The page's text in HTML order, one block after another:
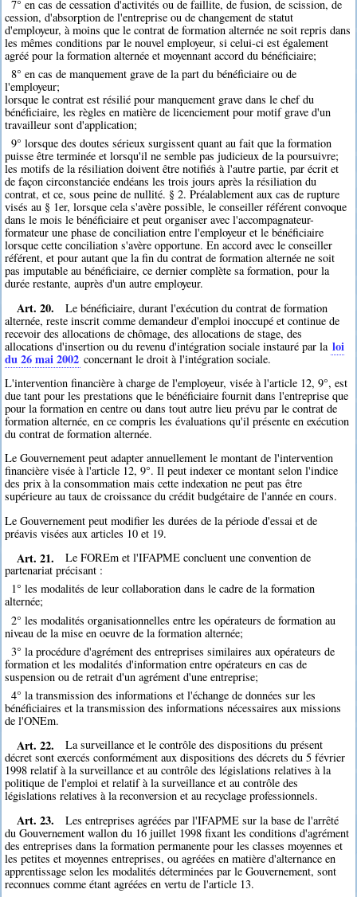
7° en cas de cessation d'activités ou de faillite, de fusion, de scission, de
cession, d'absorption de l'entreprise ou de changement de statut
d'employeur, à moins que le contrat de formation alternée ne soit repris dans
les mêmes conditions par le nouvel employeur, si celui-ci est également
agréé pour la formation alternée et moyennant accord du bénéficiaire;
8° en cas de manquement grave de la part du bénéficiaire ou de
l'employeur;
lorsque le contrat est résilié pour manquement grave dans le chef du
bénéficiaire, les règles en matière de licenciement pour motif grave d'un
travailleur sont d'application;
9° lorsque des doutes sérieux surgissent quant au fait que la formation
puisse être terminée et lorsqu'il ne semble pas judicieux de la poursuivre;
les motifs de la résiliation doivent être notifiés à l'autre partie, par écrit et
de façon circonstanciée endéans les trois jours après la résiliation du
contrat, et ce, sous peine de nullité. § 2. Préalablement aux cas de rupture
visés au § 1er, lorsque cela s'avère possible, le conseiller référent convoque
dans le mois le bénéficiaire et peut organiser avec l'accompagnateur-
formateur une phase de conciliation entre l'employeur et le bénéficiaire
lorsque cette conciliation s'avère opportune. En accord avec le conseiller
référent, et pour autant que la fin du contrat de formation alternée ne soit
pas imputable au bénéficiaire, ce dernier complète sa formation, pour la
durée restante, auprès d'un autre employeur.
Art. 20.
Le bénéficiaire, durant l'exécution du contrat de formation
alternée, reste inscrit comme demandeur d'emploi inoccupé et continue de
recevoir des allocations de chômage, des allocations de stage, des
allocations d'insertion ou du revenu d'intégration sociale instauré par la loi
du 26 mai 2002 concernant le droit à l'intégration sociale.
L'intervention financière à charge de l'employeur, visée à l'article 12, 9°, est
due tant pour les prestations que le bénéficiaire fournit dans l'entreprise que
pour la formation en centre ou dans tout autre lieu prévu par le contrat de
formation alternée, en ce compris les évaluations qu'il présente en exécution
du contrat de formation alternée.
Le Gouvernement peut adapter annuellement le montant de l'intervention
financière visée à l'article 12, 9°. Il peut indexer ce montant selon l'indice
des prix à la consommation mais cette indexation ne peut pas être
supérieure au taux de croissance du crédit budgétaire de l'année en cours.
Le Gouvernement peut modifier les durées de la période d'essai et de
préavis visées aux articles 10 et 19.
Art. 21.
Le FOREm et l'IFAPME concluent une convention de
partenariat précisant :
1° les modalités de leur collaboration dans le cadre de la formation
alternée;
2° les modalités organisationnelles entre les opérateurs de formation au
niveau de la mise en oeuvre de la formation alternée;
3° la procédure d'agrément des entreprises similaires aux opérateurs de
formation et les modalités d'information entre opérateurs en cas de
suspension ou de retrait d'un agrément d'une entreprise;
4° la transmission des informations et l'échange de données sur les
bénéficiaires et la transmission des informations nécessaires aux missions
de l'ONEm.
Art. 22.
La surveillance et le contrôle des dispositions du présent
décret sont exercés conformément aux dispositions des décrets du 5 février
1998 relatif à la surveillance et au contrôle des législations relatives à la
politique de l'emploi et relatif à la surveillance et au contrôle des
législations relatives à la reconversion et au recyclage professionnels.
Art. 23.
Les entreprises agréées par l'IFAPME sur la base de l'arrêté
du Gouvernement wallon du 16 juillet 1998 fixant les conditions d'agrément
des entreprises dans la formation permanente pour les classes moyennes et
les petites et moyennes entreprises, ou agréées en matière d'alternance en
apprentissage selon les modalités déterminées par le Gouvernement, sont
reconnues comme étant agréées en vertu de l'article 13.